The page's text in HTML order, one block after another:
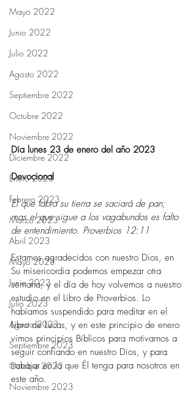
Mayo 2022
Junio 2022
Julio 2022
Agosto 2022
Septiembre 2022
Octubre 2022
Noviembre 2022
Diciembre 2022
Enero 2023
Febrero 2023
Marzo 2023
Abril 2023
Mayo 2023
Junio 2023
Julio 2023
Agosto 2023
Septiembre 2023
Octubre 2023
Noviembre 2023
Día lunes 23 de enero del año 2023
Devocional
El que labra su tierra se saciará de pan;
mas el que sigue a los vagabundos es falto
de entendimiento. Proverbios 12:11
Estamos agradecidos con nuestro Dios, en
Su misericordia podemos empezar otra
semana, y el día de hoy volvemos a nuestro
estudio en el Libro de Proverbios. Lo
habíamos suspendido para meditar en el
Libro de Lucas, y en este principio de enero
vimos principios Bíblicos para motivarnos a
seguir confiando en nuestro Dios, y para
trabajar en lo que Él tenga para nosotros en
este año.